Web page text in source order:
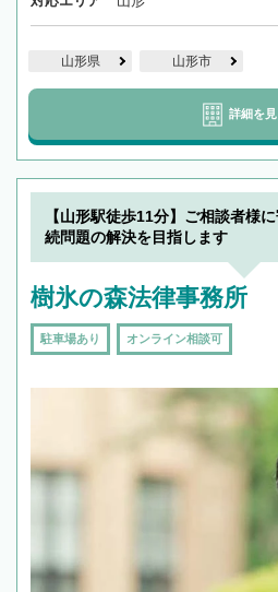
山形県 山形市
詳細を見
【山形駅徒歩11分】ご相談者様
続問題の解決を目指します
樹氷の森法律事務所
駐車場あり オンライン相談可